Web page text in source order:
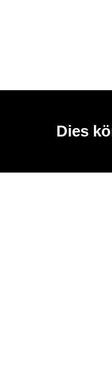
Dies